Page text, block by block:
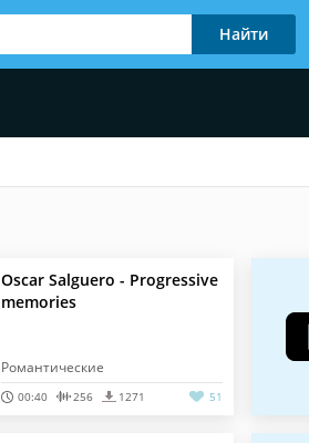
Oscar Salguero - Progressive
memories
Романтические
00:40 256 1271 51